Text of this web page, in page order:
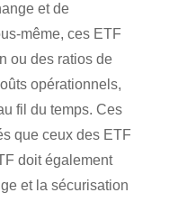
et de
même, ces ETF
ou des ratios de
opérationnels,
fil du temps. Ces
que ceux des ETF
doit également
et la sécurisation